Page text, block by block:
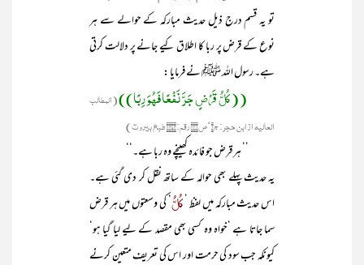
تو یہ قسم درج ذیل حدیث مبارکہ کے حوالے سے ہر
نوع کے قرض پر ربا کا اطلاق کیے جانے پر دلالت کرتی
ہے۔ رسول اللہ ﷺ نے فرمایا :
((کُلُّ قَرْضٍ جَرَّ نَفْعًا فَھُوَ رِبًا))(المطالب
العالیہ از ابن حجر: ج۱‘ص۴۴۱ رقم:۱۳۷۳ طبع بیروت)
’’ ہر قرض جو فائدہ کھینچے وہ ربا ہے۔‘‘
یہ حدیث پہلے بھی حوالہ کے ساتھ نقل کر دی گئی ہے۔
اس حدیث مبارکہ میں لفظ ’ کُلُّ ‘ کی وسعتوں میں ہر قرض
سما جاتا ہے ‘خواہ وہ کسی بھی مقصد کے لیے لیا گیا ہو‘
کیونکہ جب سود کی حرمت اور اس کی تعریف متعین کرنے